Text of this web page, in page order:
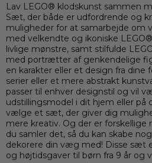
Lav LEGO® klodskunst sammen
Sæt, der både er udfordrende og
muligheder for at samarbejde om
med velkendte og ikoniske
livlige mønstre, samt stilfulde
med portrætter af genkendelige
en karakter eller et design fra
serier eller et mere abstrakt
passer til enhver designstil og vil
udstillingsmodel i dit hjem eller på
vælge et sæt, der giver dig
mere kreativ. Og der er forskellige
du samler det, så du kan skabe
dekorere din væg med! Disse sæt
og højtidsgaver til børn fra 9 år og